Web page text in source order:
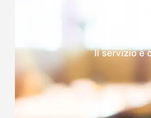
Dopo
Il servizio è